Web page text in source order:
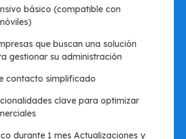
básico (compatible con
que buscan una solución
gestionar su administración
contacto simplificado
clave para optimizar
durante 1 mes Actualizaciones y